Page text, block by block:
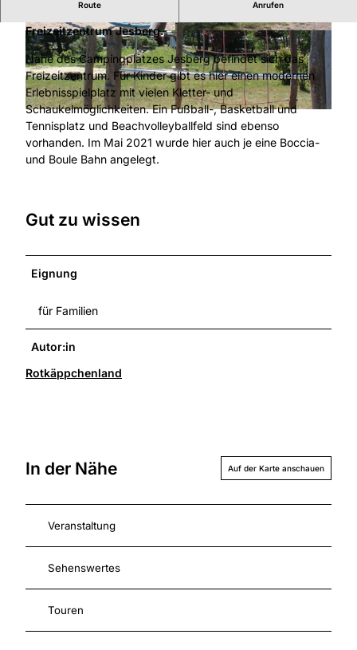
© Gemeinde Jesberg
© Gemeinde Jesberg |CC-BY-NC-ND © Gemeinde Jesberg
Route Anrufen
Freizeitzentrum Jesberg.
Nahe des Campingplatzes Jesberg befindet sich das
Freizeitzentrum. Für Kinder gibt es hier einen modernen
Erlebnisspielplatz mit vielen Kletter- und
Schaukelmöglichkeiten. Ein Fußball-, Basketball und
Tennisplatz und Beachvolleyballfeld sind ebenso
vorhanden. Im Mai 2021 wurde hier auch je eine Boccia-
und Boule Bahn angelegt.
Gut zu wissen
Eignung
für Familien
Autor:in
Rotkäppchenland
In der Nähe Auf der Karte anschauen
Veranstaltung
Sehenswertes
Touren